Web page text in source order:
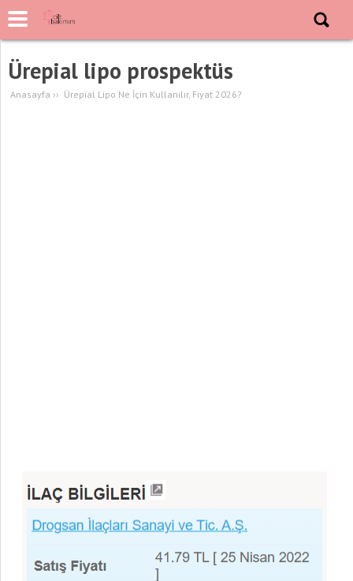
Ürepial lipo prospektüs
Anasayfa ›› Ürepial Lipo Ne İçin Kullanılır, Fiyat 2026?